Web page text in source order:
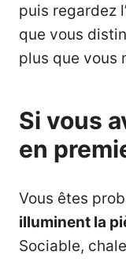
puis regardez
que vous
plus que vous
Si vous
en
Vous êtes
illuminent la
Sociable,